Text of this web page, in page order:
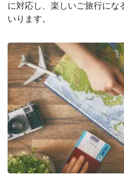
に対応し、楽しいご旅行にな
いります。